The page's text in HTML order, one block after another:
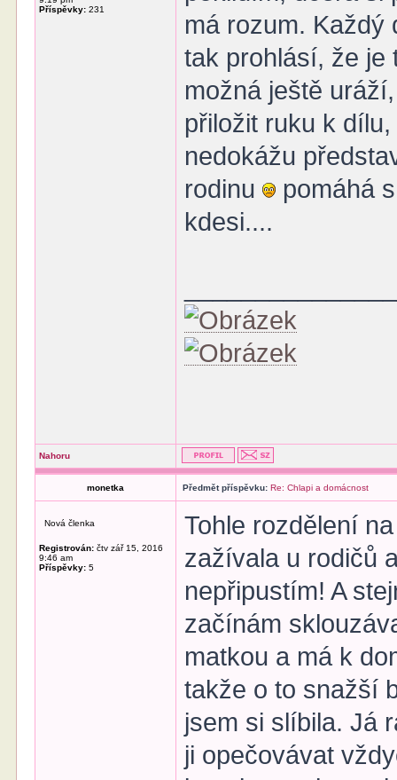
Příspěvky: 231
má rozum. Každý
tak prohlásí, že je
možná ještě
přiložit ruku k
nedokážu
rodinu
pomáhá
kdesi....
Nahoru
monetka Předmět příspěvku: Re: Chlapi a domácnost
Nová členka
Registrován: čtv zář 15, 2016
9:46 am
Příspěvky: 5
Tohle rozdělení
zažívala u rodičů
nepřipustím! A
začínám
matkou a má k
takže o to snažší
jsem si slíbila. Já
ji opečovávat